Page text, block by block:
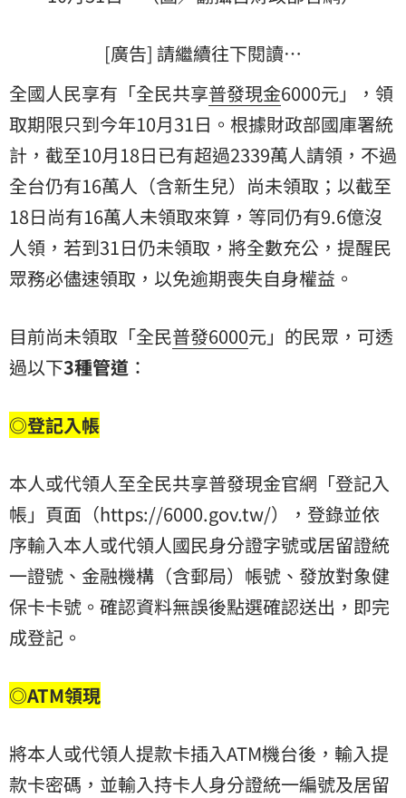
[廣告] 請繼續往下閱讀…
全國人民享有「全民共享普發現金6000元」，領
取期限只到今年10月31日。根據財政部國庫署統
計，截至10月18日已有超過2339萬人請領，不過
全台仍有16萬人（含新生兒）尚未領取；以截至
18日尚有16萬人未領取來算，等同仍有9.6億沒
人領，若到31日仍未領取，將全數充公，提醒民
眾務必儘速領取，以免逾期喪失自身權益。
目前尚未領取「全民普發6000元」的民眾，可透
過以下3種管道 ：
◎登記入帳
本人或代領人至全民共享普發現金官網「登記入
帳」頁面（https://6000.gov.tw/），登錄並依
序輸入本人或代領人國民身分證字號或居留證統
一證號、金融機構（含郵局）帳號、發放對象健
保卡卡號。確認資料無誤後點選確認送出，即完
成登記。
◎ATM領現
將本人或代領人提款卡插入ATM機台後，輸入提
款卡密碼，並輸入持卡人身分證統一編號及居留